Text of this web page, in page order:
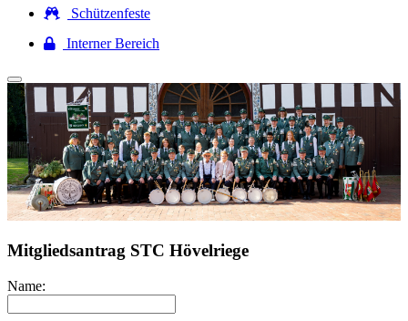
Schützenfeste
Interner Bereich
Mitgliedsantrag STC Hövelriege
Name: